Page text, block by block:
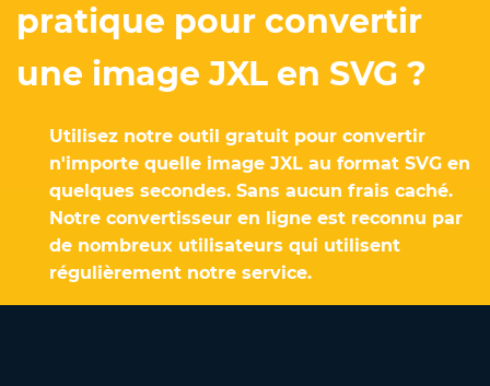
pratique pour convertir
une image JXL en SVG ?
Utilisez notre outil gratuit pour convertir
n'importe quelle image JXL au format SVG en
quelques secondes. Sans aucun frais caché.
Notre convertisseur en ligne est reconnu par
de nombreux utilisateurs qui utilisent
régulièrement notre service.